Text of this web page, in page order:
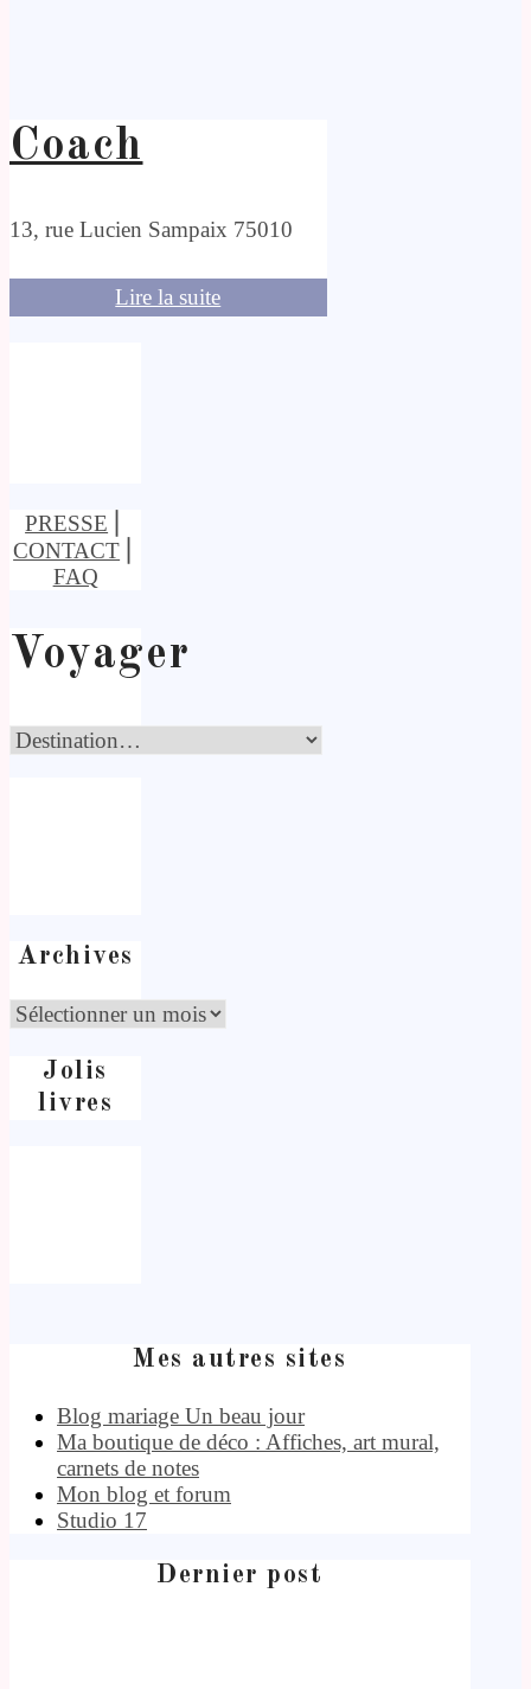
Coach
13, rue Lucien Sampaix 75010
Lire la suite
PRESSE
CONTACT
FAQ
Voyager
Archives
Jolis
livres
Mes autres sites
Blog mariage Un beau jour
Ma boutique de déco : Affiches, art mural,
carnets de notes
Mon blog et forum
Studio 17
Dernier post